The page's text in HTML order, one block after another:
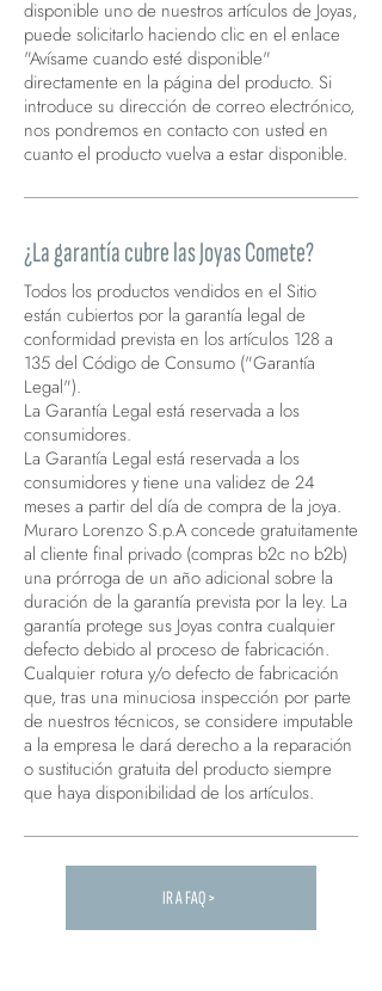
disponible uno de nuestros artículos de Joyas,
puede solicitarlo haciendo clic en el enlace
"Avísame cuando esté disponible"
directamente en la página del producto. Si
introduce su dirección de correo electrónico,
nos pondremos en contacto con usted en
cuanto el producto vuelva a estar disponible.
¿La garantía cubre las Joyas Comete?
Todos los productos vendidos en el Sitio
están cubiertos por la garantía legal de
conformidad prevista en los artículos 128 a
135 del Código de Consumo ("Garantía
Legal").
La Garantía Legal está reservada a los
consumidores.
La Garantía Legal está reservada a los
consumidores y tiene una validez de 24
meses a partir del día de compra de la joya.
Muraro Lorenzo S.p.A concede gratuitamente
al cliente final privado (compras b2c no b2b)
una prórroga de un año adicional sobre la
duración de la garantía prevista por la ley. La
garantía protege sus Joyas contra cualquier
defecto debido al proceso de fabricación.
Cualquier rotura y/o defecto de fabricación
que, tras una minuciosa inspección por parte
de nuestros técnicos, se considere imputable
a la empresa le dará derecho a la reparación
o sustitución gratuita del producto siempre
que haya disponibilidad de los artículos.
Carica altre FAQ...
IR A FAQ >